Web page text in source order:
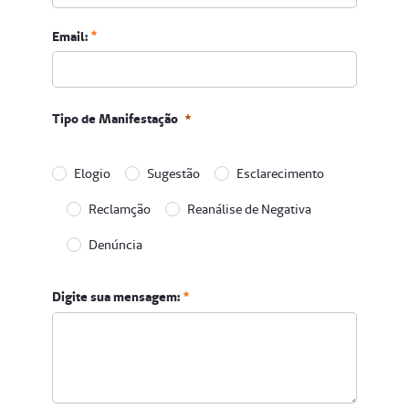
Obrigatório
Email:
Tipo de Manifestação
Elogio Sugestão Esclarecimento
Reclamção Reanálise de Negativa
Denúncia
Obrigatório
Digite sua mensagem: